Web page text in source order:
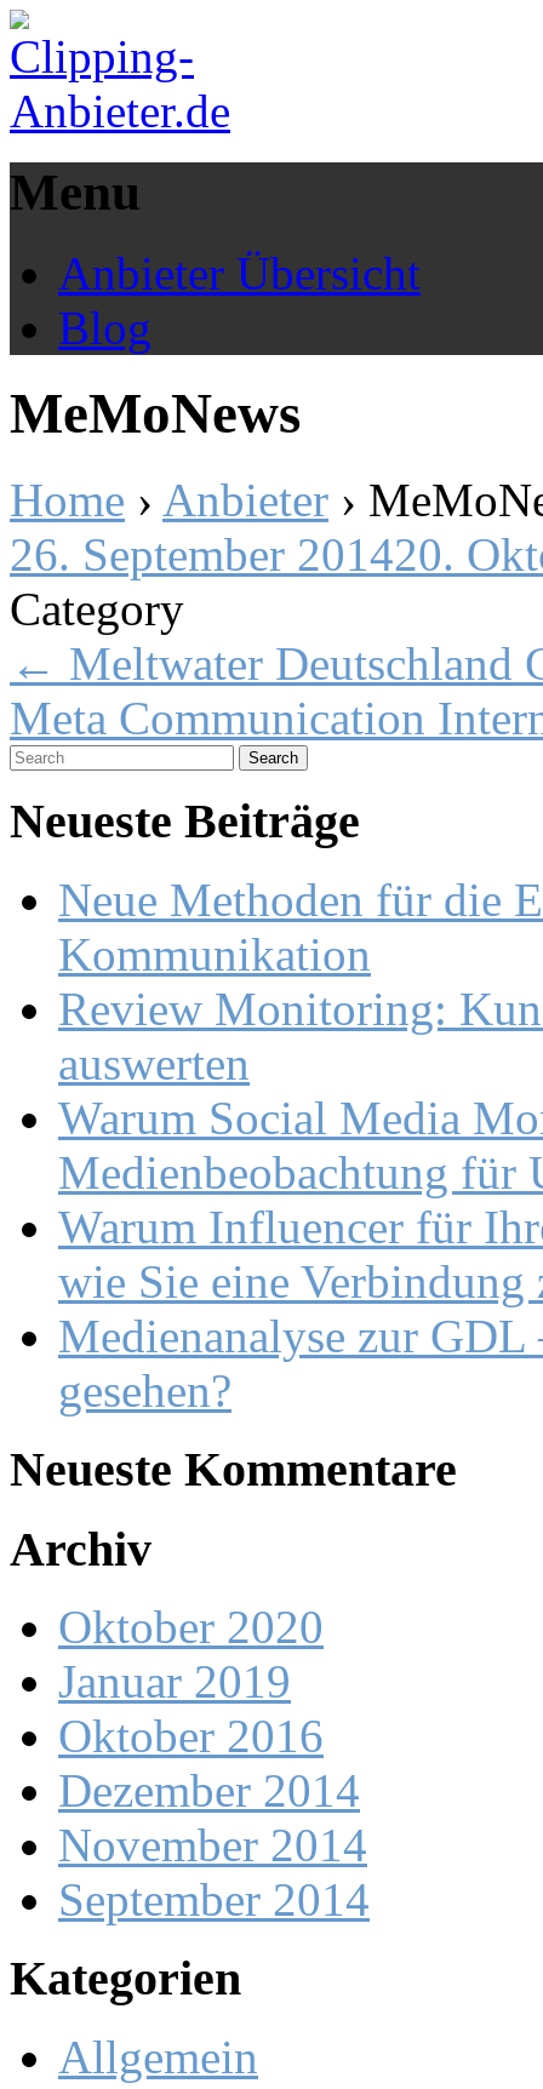
Menu
Anbieter Übersicht
Blog
MeMoNews
Home › Anbieter ›
26. September 201420.
Category
navigation
← Meltwater Deutschland
Meta Communication
Search
for:
Neueste Beiträge
Neue Methoden für die
Kommunikation
Review Monitoring:
auswerten
Warum Social Media
Medienbeobachtung für
Warum Influencer für
wie Sie eine Verbindung
Medienanalyse zur
gesehen?
Neueste Kommentare
Archiv
Oktober 2020
Januar 2019
Oktober 2016
Dezember 2014
November 2014
September 2014
Kategorien
Allgemein